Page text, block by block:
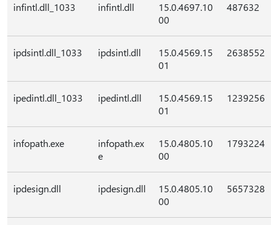
infintl.dll_1033 infintl.dll
15.0.4697.10
00
487632
ipdsintl.dll_1033 ipdsintl.dll
15.0.4569.15
01
2638552
ipedintl.dll_1033 ipedintl.dll
15.0.4569.15
01
1239256
infopath.exe
infopath.ex
e
15.0.4805.10
00
1793224
ipdesign.dll ipdesign.dll
15.0.4805.10
00
5657328